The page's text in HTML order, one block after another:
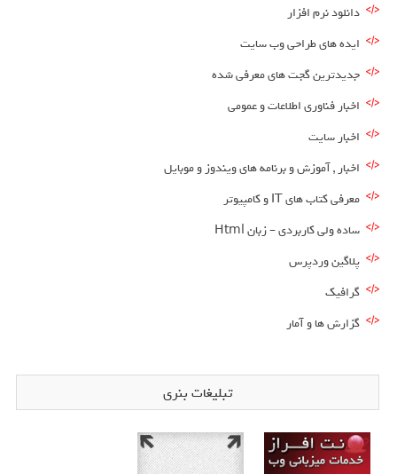
دانلود نرم افزار
ایده های طراحی وب سایت
جدیدترین گجت های معرفی شده
اخبار فناوری اطلاعات و عمومی
اخبار سایت
اخبار , آموزش و برنامه های ویندوز و موبایل
معرفی کتاب های IT و کامپیوتر
ساده ولی کاربردی – زبان Html
پلاگین وردپرس
گرافیک
گزارش ها و آمار
تبلیغات بنری